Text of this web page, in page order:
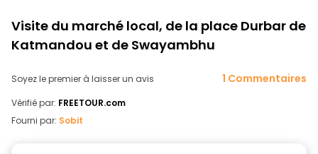
Visite du marché local, de la place Durbar de
Katmandou et de Swayambhu
Soyez le premier à laisser un avis 1 Commentaires
Vérifié par: FREETOUR.com
Fourni par: Sobit